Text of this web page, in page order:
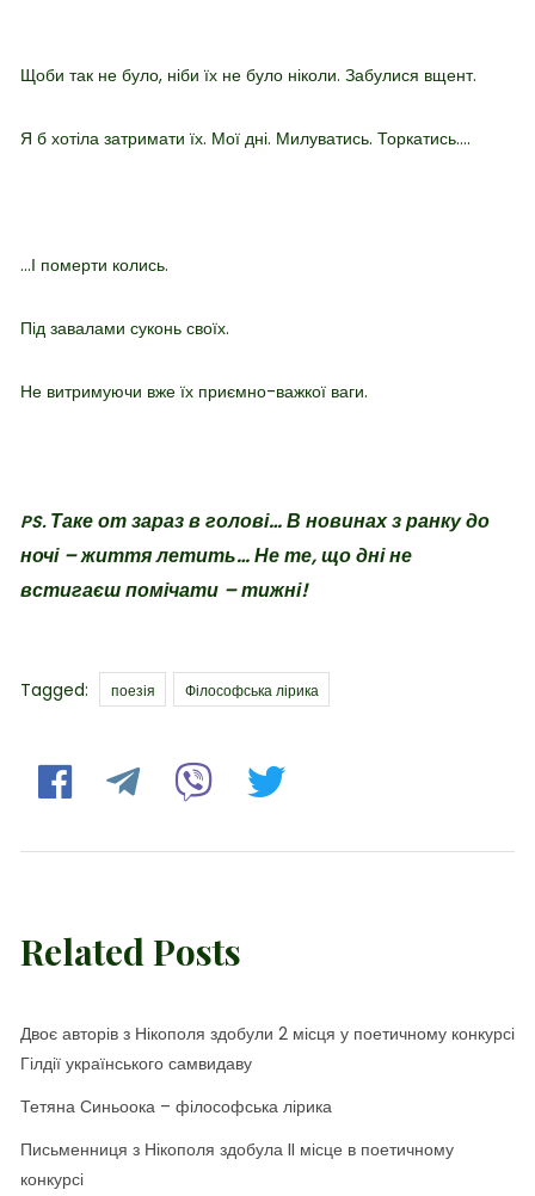
Щоби так не було, ніби їх не було ніколи. Забулися вщент.
Я б хотіла затримати їх. Мої дні. Милуватись. Торкатись….
…І померти колись.
Під завалами суконь своїх.
Не витримуючи вже їх приємно-важкої ваги.
PS. Таке от зараз в голові… В новинах з ранку до
ночі – життя летить… Не те, що дні не
встигаєш помічати – тижні!
Tagged: Tags
поезія Філософська лірика
Related Posts
Двоє авторів з Нікополя здобули 2 місця у поетичному конкурсі
Гілдії українського самвидаву
Тетяна Синьоока – філософська лірика
Письменниця з Нікополя здобула II місце в поетичному
конкурсі